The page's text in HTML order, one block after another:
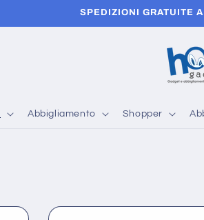
SPEDIZIONI GRATUITE
Abbigliamento Shopper